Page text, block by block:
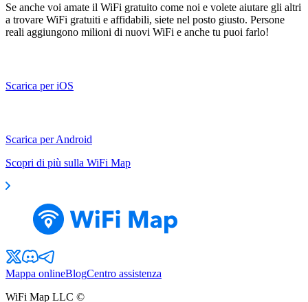
Se anche voi amate il WiFi gratuito come noi e volete aiutare gli altri
a trovare WiFi gratuiti e affidabili, siete nel posto giusto. Persone
reali aggiungono milioni di nuovi WiFi e anche tu puoi farlo!
Scarica per iOS
Scarica per Android
Scopri di più sulla WiFi Map
Mappa onlineBlogCentro assistenza
WiFi Map LLC ©